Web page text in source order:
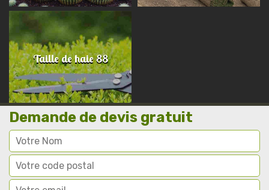
Taille de haie 88
Demande de devis gratuit